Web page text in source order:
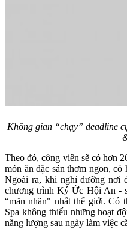
Không gian “chạy” deadline
Theo đó, công viên sẽ có hơn
món ăn đặc sản thơm ngon,
Ngoài ra, khi nghỉ dưỡng nơi
chương trình Ký Ức Hội An -
“mãn nhãn" nhất thế giới. Có
Spa không thiếu những hoạt
năng lượng sau ngày làm việc